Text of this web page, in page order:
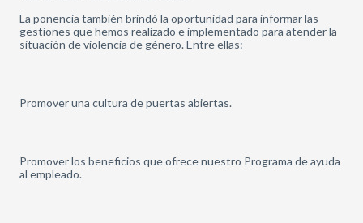
La ponencia también brindó la oportunidad para informar las
gestiones que hemos realizado e implementado para atender la
situación de violencia de género. Entre ellas:
Promover una cultura de puertas abiertas.
Promover los beneficios que ofrece nuestro Programa de ayuda
al empleado.